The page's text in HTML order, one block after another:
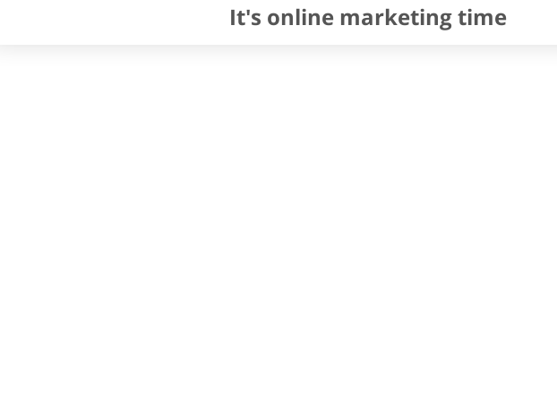
It's online marketing time